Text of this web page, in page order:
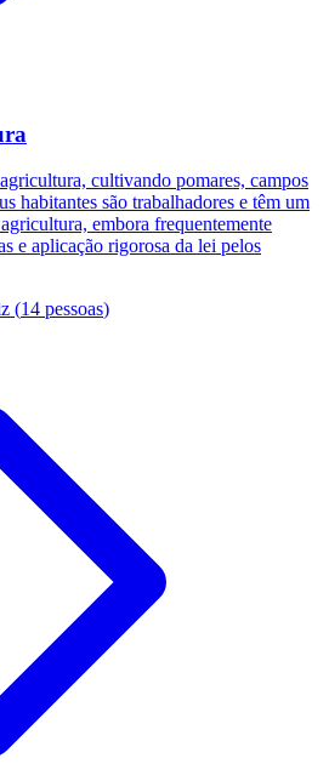
cultivando pomares, campos
habitantes são trabalhadores e têm um
embora frequentemente
e aplicação rigorosa da lei pelos
(14 pessoas)